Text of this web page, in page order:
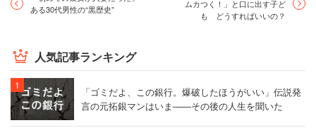
ある30代男性の“黒歴史”
ムカつく！」と口に出す子ど
も どうすればいいの？
人気記事ランキング
「ゴミだよ、この銀行。爆破したほうがいい」伝説発
言の元拓銀マンはいま――その後の人生を聞いた